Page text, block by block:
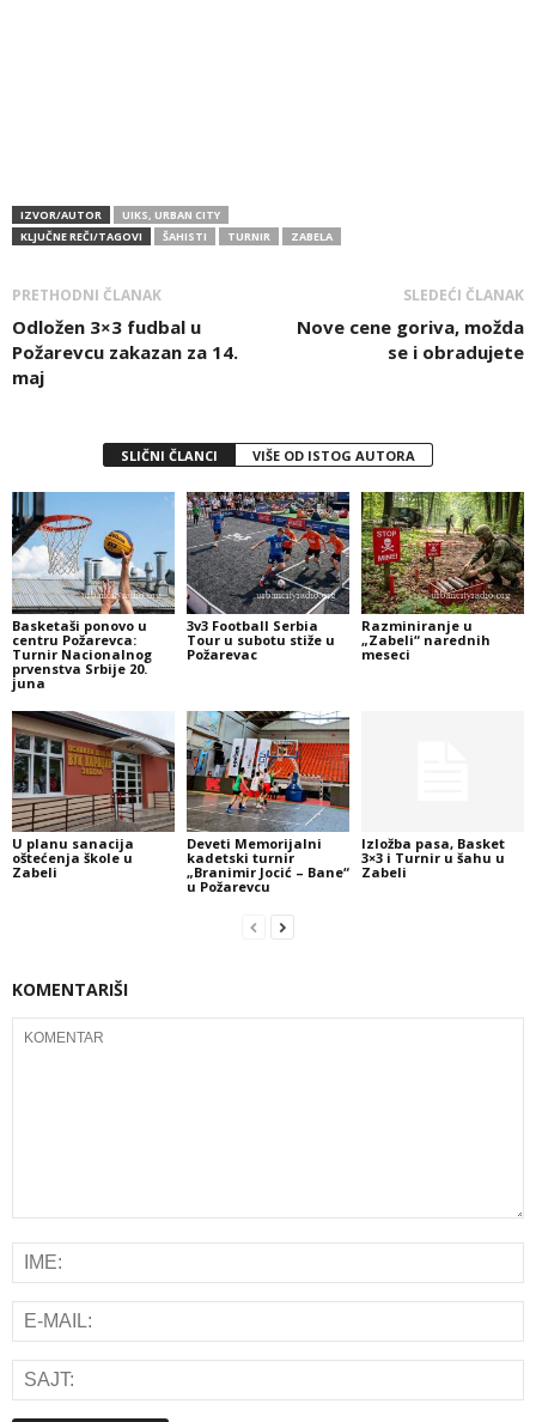
IZVOR/AUTOR
UIKS, URBAN CITY
KLJUČNE REČI/TAGOVI
ŠAHISTI TURNIR ZABELA
PRETHODNI ČLANAK
Odložen 3×3 fudbal u
Požarevcu zakazan za 14.
maj
SLEDEĆI ČLANAK
Nove cene goriva, možda
se i obradujete
SLIČNI ČLANCI VIŠE OD ISTOG AUTORA
Basketaši ponovo u
centru Požarevca:
Turnir Nacionalnog
prvenstva Srbije 20.
juna
3v3 Football Serbia
Tour u subotu stiže u
Požarevac
Razminiranje u
„Zabeli“ narednih
meseci
U planu sanacija
oštećenja škole u
Zabeli
Deveti Memorijalni
kadetski turnir
„Branimir Jocić – Bane“
u Požarevcu
Izložba pasa, Basket
3×3 i Turnir u šahu u
Zabeli
KOMENTARIŠI